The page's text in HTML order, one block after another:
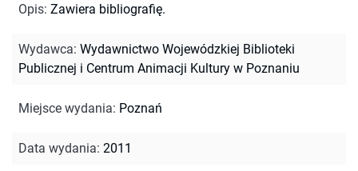
Opis: Zawiera bibliografię.
Wydawca: Wydawnictwo Wojewódzkiej Biblioteki
Publicznej i Centrum Animacji Kultury w Poznaniu
Miejsce wydania: Poznań
Data wydania: 2011